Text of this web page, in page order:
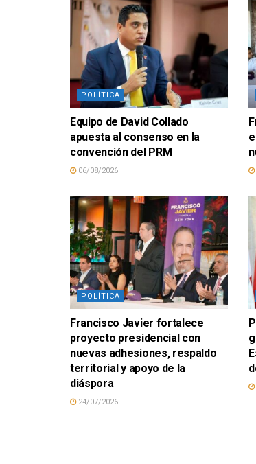
POLÍTICA
Equipo de David Collado
apuesta al consenso en la
convención del PRM
06/08/2026
POLÍTICA
Francisco Javier fortalece
proyecto presidencial con
nuevas adhesiones, respaldo
territorial y apoyo de la
diáspora
24/07/2026